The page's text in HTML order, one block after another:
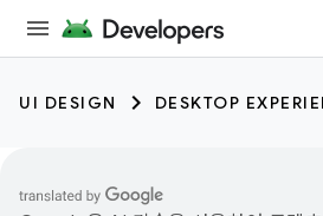
UI DESIGN DESKTOP